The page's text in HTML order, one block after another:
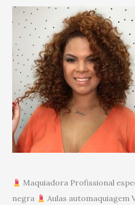
Maquiadora Profissional
negra
Aulas automaquiagem